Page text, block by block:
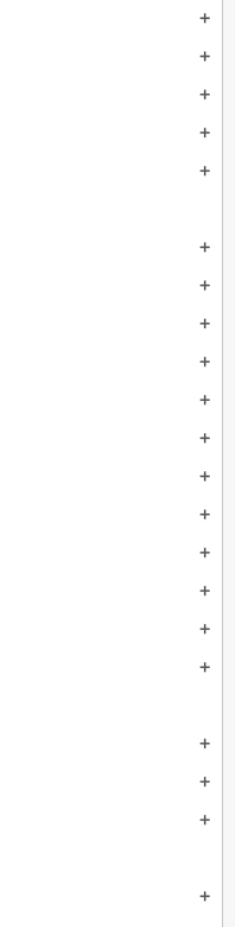
add
add
add
add
add
add
add
add
add
add
add
add
add
add
add
add
add
add
add
add
add